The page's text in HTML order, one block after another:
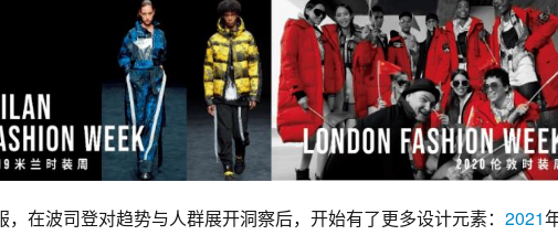
在波司登对趋势与人群展开洞察后，开始有了更多设计元素： 2021